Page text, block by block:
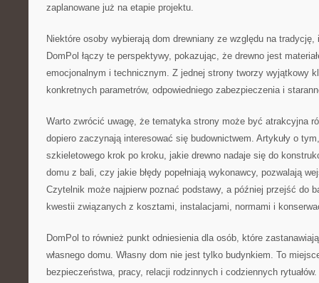
zaplanowane już na etapie projektu.
Niektóre osoby wybierają dom drewniany ze względu na
DomPol łączy te perspektywy, pokazując, że drewno jest
emocjonalnym i technicznym. Z jednej strony tworzy wyjątkowy
konkretnych parametrów, odpowiedniego zabezpieczenia i
Warto zwrócić uwagę, że tematyka strony może być atrakcyjna
dopiero zaczynają interesować się budownictwem. Artykuły o
szkieletowego krok po kroku, jakie drewno nadaje się do
domu z bali, czy jakie błędy popełniają wykonawcy, pozwalają
Czytelnik może najpierw poznać podstawy, a później przejść do
kwestii związanych z kosztami, instalacjami, normami i
DomPol to również punkt odniesienia dla osób, które
własnego domu. Własny dom nie jest tylko budynkiem. To
bezpieczeństwa, pracy, relacji rodzinnych i codziennych